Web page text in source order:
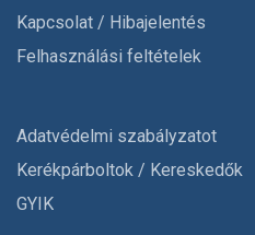
Kapcsolat / Hibajelentés
Felhasználási feltételek
Adatvédelmi szabályzatot
Kerékpárboltok / Kereskedők
GYIK